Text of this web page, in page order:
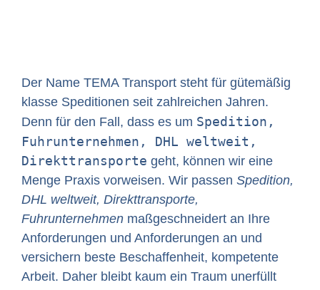
Der Name TEMA Transport steht für gütemäßig
klasse Speditionen seit zahlreichen Jahren.
Denn für den Fall, dass es um Spedition,
Fuhrunternehmen, DHL weltweit,
Direkttransporte geht, können wir eine
Menge Praxis vorweisen. Wir passen Spedition,
DHL weltweit, Direkttransporte,
Fuhrunternehmen maßgeschneidert an Ihre
Anforderungen und Anforderungen an und
versichern beste Beschaffenheit, kompetente
Arbeit. Daher bleibt kaum ein Traum unerfüllt